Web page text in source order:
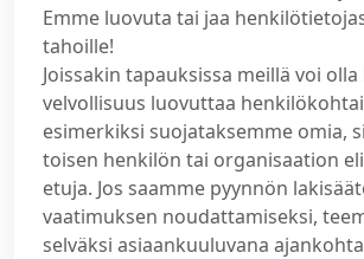
Emme luovuta tai jaa
tahoille!
Joissakin tapauksissa meillä voi
velvollisuus luovuttaa
esimerkiksi suojataksemme omia,
toisen henkilön tai organisaation
etuja. Jos saamme pyynnön
vaatimuksen noudattamiseksi,
selväksi asiaankuuluvana